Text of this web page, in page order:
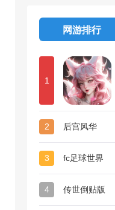
网游排行
1
2 后宫风华
3 fc足球世界
4 传世倒贴版